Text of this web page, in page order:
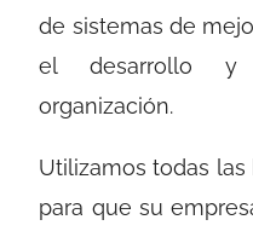
de sistemas de
el desarrollo
organización.
Utilizamos todas
para que su